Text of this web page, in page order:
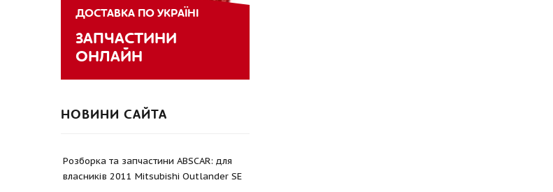
ДОСТАВКА ПО УКРАЇНІ
ЗАПЧАСТИНИ
ОНЛАЙН
НОВИНИ САЙТА
Розборка та запчастини ABSCAR: для
власників 2011 Mitsubishi Outlander SE